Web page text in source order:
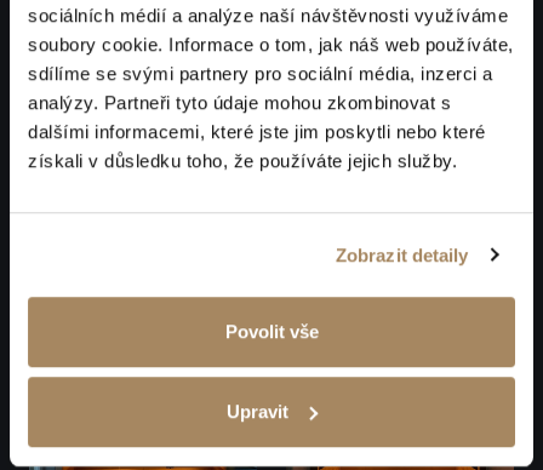
sociálních médií a analýze naší návštěvnosti využíváme
soubory cookie. Informace o tom, jak náš web používáte,
sdílíme se svými partnery pro sociální média, inzerci a
analýzy. Partneři tyto údaje mohou zkombinovat s
dalšími informacemi, které jste jim poskytli nebo které
získali v důsledku toho, že používáte jejich služby.
Zobrazit detaily
Povolit vše
Upravit